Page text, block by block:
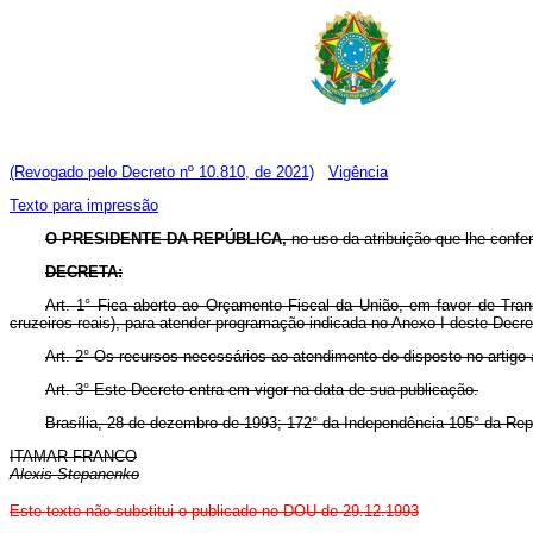
(Revogado pelo Decreto nº 10.810, de 2021)
Vigência
Texto para impressão
O PRESIDENTE DA REPÚBLICA,no uso da atribuição que lhe
DECRETA:
Art. 1° Fica aberto ao Orçamento Fiscal da União, em favor de
cruzeiros reais), para atender programação indicada no Anexo I deste
Art. 2° Os recursos necessários ao atendimento do disposto no
Art. 3° Este Decreto entra em vigor na data de sua publicação.
Brasília, 28 de dezembro de 1993; 172° da Independência 105° da
ITAMAR FRANCO
Alexis Stepanenko
Este texto não substitui o publicado no DOU de 29.12.1993